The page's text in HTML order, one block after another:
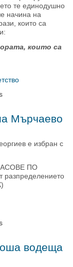
те единодушно
начина на
които са
които са
идеята за
Мърчаево
е избран с
ПО
кмет на Мърчаево
водеща